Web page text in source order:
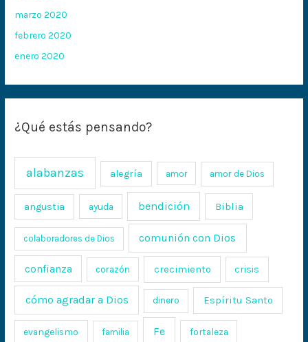
marzo 2020
febrero 2020
enero 2020
¿Qué estás pensando?
alabanzas alegría amor amor de Dios
angustia ayuda bendición Biblia
colaboradores de Dios comunión con Dios
confianza corazón crecimiento crisis
cómo agradar a Dios dinero Espíritu Santo
evangelismo familia Fe fortaleza